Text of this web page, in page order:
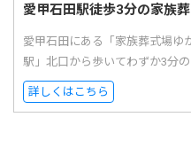
愛甲石田駅徒歩3分の家族葬
愛甲石田にある「家族葬式場ゆ
駅」北口から歩いてわずか3分
詳しくはこちら